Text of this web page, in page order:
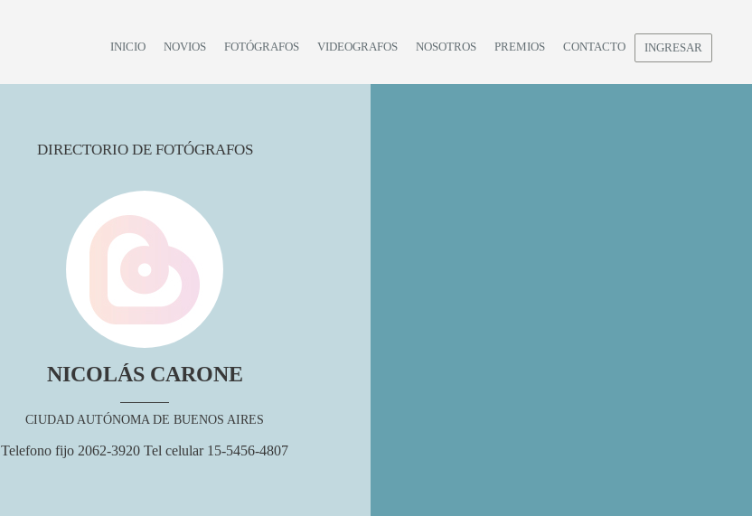
INICIO NOVIOS FOTÓGRAFOS VIDEOGRAFOS NOSOTROS PREMIOS CONTACTO INGRESAR
DIRECTORIO DE FOTÓGRAFOS
NICOLÁS CARONE
CIUDAD AUTÓNOMA DE BUENOS AIRES
Telefono fijo 2062-3920 Tel celular 15-5456-4807